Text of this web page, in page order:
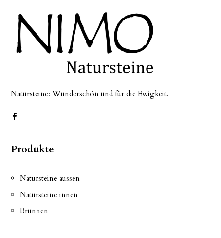
Natursteine: Wunderschön und für die Ewigkeit.
Produkte
Natursteine aussen
Natursteine innen
Brunnen